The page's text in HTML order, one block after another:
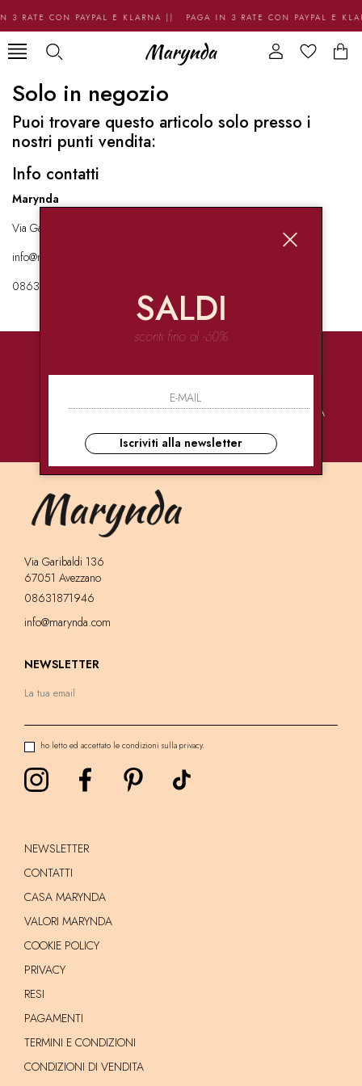
3 RATE CON PAYPAL E KLARNA || PAGA IN 3 RATE CON PAYPAL E
Solo in negozio
Puoi trovare questo articolo solo presso i
nostri punti vendita:
Info contatti
Marynda
Via Garibaldi 136 67051 Avezzano
info@marynda.com
08631871946
PAGAMENTI
CONSEGNE
ULTRA RAPIDE
ASSISTENZA
Via Garibaldi 136
67051 Avezzano
08631871946
info@marynda.com
NEWSLETTER
ho letto ed accettato le condizioni sulla privacy.
NEWSLETTER
CONTATTI
CASA MARYNDA
VALORI MARYNDA
COOKIE POLICY
PRIVACY
RESI
PAGAMENTI
TERMINI E CONDIZIONI
CONDIZIONI DI VENDITA
SALDI
sconti fino al -60%
Iscriviti alla newsletter